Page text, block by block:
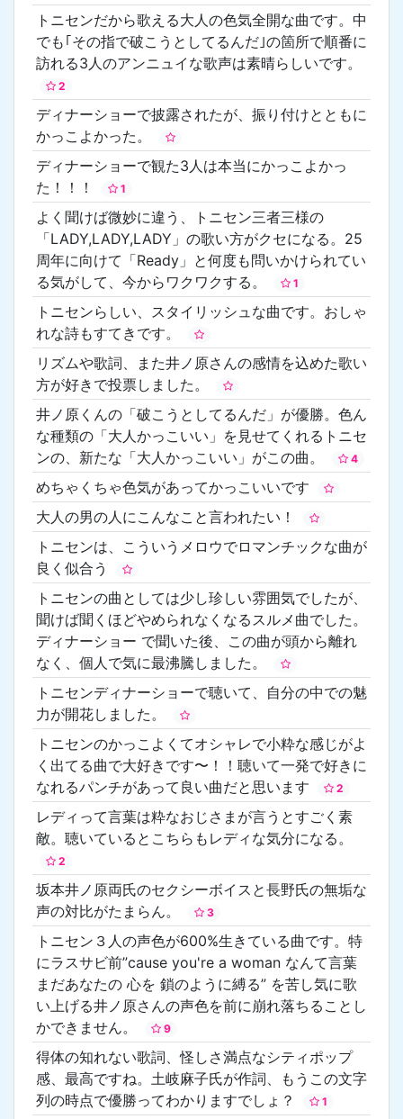
トニセンだから歌える大人の色気全開な曲です。中
でも｢その指で破こうとしてるんだ｣の箇所で順番に
訪れる3人のアンニュイな歌声は素晴らしいです。
2
ディナーショーで披露されたが、振り付けとともに
かっこよかった。
ディナーショーで観た3人は本当にかっこよかっ
た！！！
1
よく聞けば微妙に違う、トニセン三者三様の
「LADY,LADY,LADY」の歌い方がクセになる。25
周年に向けて「Ready」と何度も問いかけられてい
る気がして、今からワクワクする。
1
トニセンらしい、スタイリッシュな曲です。おしゃ
れな詩もすてきです。
リズムや歌詞、また井ノ原さんの感情を込めた歌い
方が好きで投票しました。
井ノ原くんの「破こうとしてるんだ」が優勝。色ん
な種類の「大人かっこいい」を見せてくれるトニセ
ンの、新たな「大人かっこいい」がこの曲。
4
めちゃくちゃ色気があってかっこいいです
大人の男の人にこんなこと言われたい！
トニセンは、こういうメロウでロマンチックな曲が
良く似合う
トニセンの曲としては少し珍しい雰囲気でしたが、
聞けば聞くほどやめられなくなるスルメ曲でした。
ディナーショー で聞いた後、この曲が頭から離れ
なく、個人で気に最沸騰しました。
トニセンディナーショーで聴いて、自分の中での魅
力が開花しました。
トニセンのかっこよくてオシャレで小粋な感じがよ
く出てる曲で大好きです〜！！聴いて一発で好きに
なれるパンチがあって良い曲だと思います
2
レディって言葉は粋なおじさまが言うとすごく素
敵。聴いているとこちらもレディな気分になる。
2
坂本井ノ原両氏のセクシーボイスと長野氏の無垢な
声の対比がたまらん。
3
トニセン３人の声色が600%生きている曲です。特
にラスサビ前”cause you're a woman なんて言葉
まだあなたの 心を 鎖のように縛る” を苦し気に歌
い上げる井ノ原さんの声色を前に崩れ落ちることし
かできません。
9
得体の知れない歌詞、怪しさ満点なシティポップ
感、最高ですね。土岐麻子氏が作詞、もうこの文字
列の時点で優勝ってわかりますでしょ？
1